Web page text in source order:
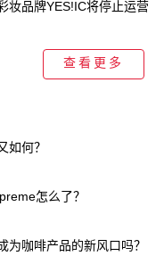
妆品牌YES!IC将停止运营
查看更多
如何？
怎么了？
为咖啡产品的新风口吗？